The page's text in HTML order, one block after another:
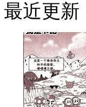
最近更新